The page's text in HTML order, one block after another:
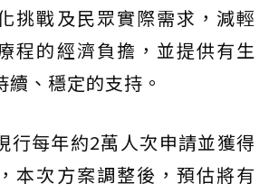
挑戰及民眾實際需求，減輕
程的經濟負擔，並提供有生
、穩定的支持。
行每年約2萬人次申請並獲得
本次方案調整後，預估將有